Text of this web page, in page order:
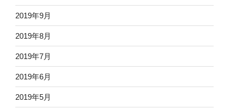
2019年9月
2019年8月
2019年7月
2019年6月
2019年5月